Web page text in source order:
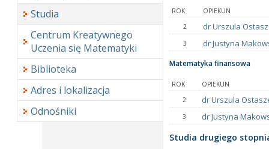
Studia
Centrum Kreatywnego
Uczenia się Matematyki
Biblioteka
Adres i lokalizacja
Odnośniki
ROK
OPIEKUN
2
dr Urszula
3 dr Justyna
Matematyka finansowa
ROK
OPIEKUN
2
dr Urszula
3 dr Justyna
Studia drugiego